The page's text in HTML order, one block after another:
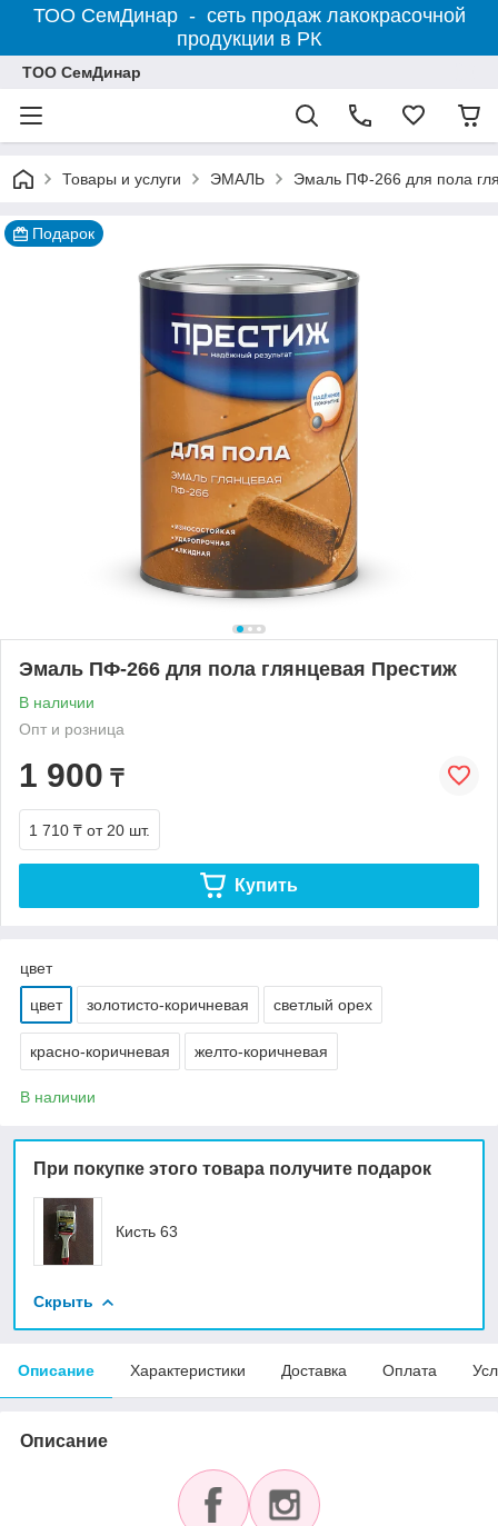
ТОО СемДинар - сеть продаж лакокрасочной
продукции в РК
ТОО СемДинар
Товары и услуги ЭМАЛЬ Эмаль ПФ-266 для пола
Подарок
Эмаль ПФ-266 для пола глянцевая Престиж
В наличии
Опт и розница
1 900 ₸
1 710 ₸ от 20 шт.
Купить
цвет
цвет золотисто-коричневая светлый орех
красно-коричневая желто-коричневая
В наличии
При покупке этого товара получите подарок
Кисть 63
Скрыть
Описание Характеристики Доставка Оплата
Описание